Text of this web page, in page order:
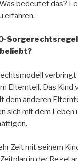
bedeutet das?
erfahren.
verbringt
Elternteil. Das Kind
dem anderen
sich mit dem Leben
Zeit mit seinem